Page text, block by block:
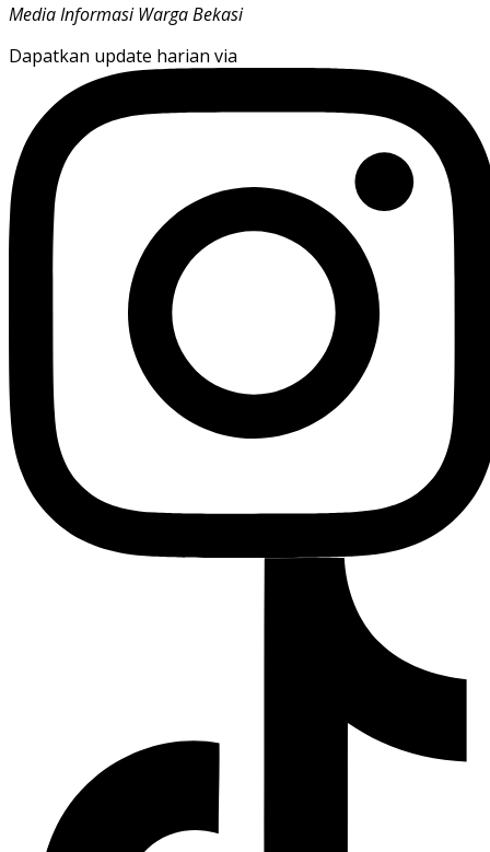
Media Informasi Warga Bekasi
Dapatkan update harian via